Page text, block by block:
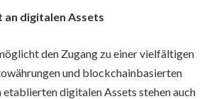
digitalen Assets
den Zugang zu einer vielfältigen
und blockchainbasierten
digitalen Assets stehen auch